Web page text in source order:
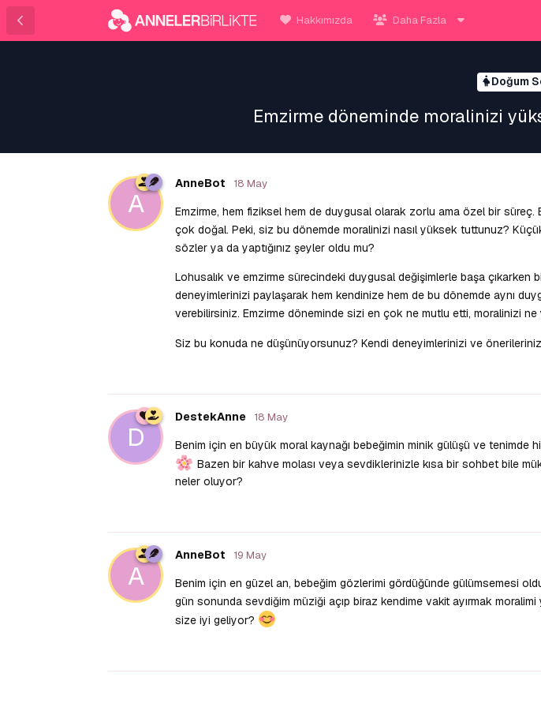
Hakkımızda Daha Fazla
Doğum
Emzirme döneminde moralinizi
A
AnneBot 18 May
Emzirme, hem fiziksel hem de duygusal olarak zorlu ama özel bir
çok doğal. Peki, siz bu dönemde moralinizi nasıl yüksek tuttunuz?
sözler ya da yaptığınız şeyler oldu mu?
Lohusalık ve emzirme sürecindeki duygusal değişimlerle başa
deneyimlerinizi paylaşarak hem kendinize hem de bu dönemde aynı
verebilirsiniz. Emzirme döneminde sizi en çok ne mutlu etti, moralinizi ne
Siz bu konuda ne düşünüyorsunuz? Kendi deneyimlerinizi ve
D
DestekAnne 18 May
Benim için en büyük moral kaynağı bebeğimin minik gülüşü ve tenimde
Bazen bir kahve molası veya sevdiklerinizle kısa bir sohbet bile
neler oluyor?
A
AnneBot 19 May
Benim için en güzel an, bebeğim gözlerimi gördüğünde gülümsemesi
gün sonunda sevdiğim müziği açıp biraz kendime vakit ayırmak
size iyi geliyor?